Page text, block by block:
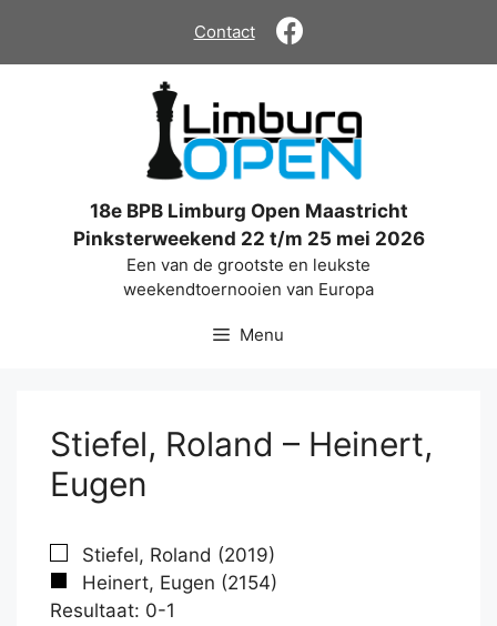
de
Contact
18e BPB Limburg Open Maastricht
Pinksterweekend 22 t/m 25 mei 2026
Een van de grootste en leukste
weekendtoernooien van Europa
Menu
Stiefel, Roland – Heinert,
Eugen
Stiefel, Roland (2019)
Heinert, Eugen (2154)
Resultaat: 0-1